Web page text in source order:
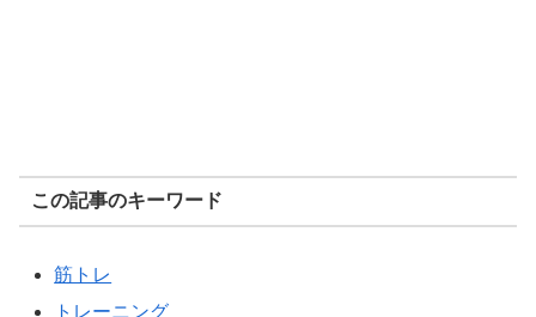
この記事のキーワード
筋トレ
トレーニング